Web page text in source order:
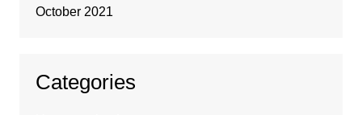
October 2021
Categories